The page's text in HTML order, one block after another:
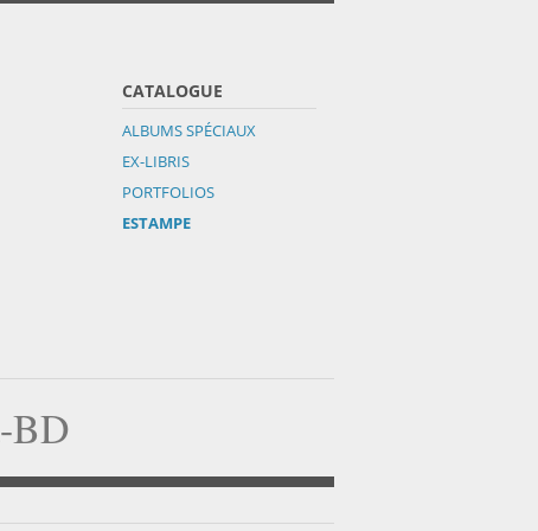
CATALOGUE
ALBUMS SPÉCIAUX
EX-LIBRIS
PORTFOLIOS
ESTAMPE
BD